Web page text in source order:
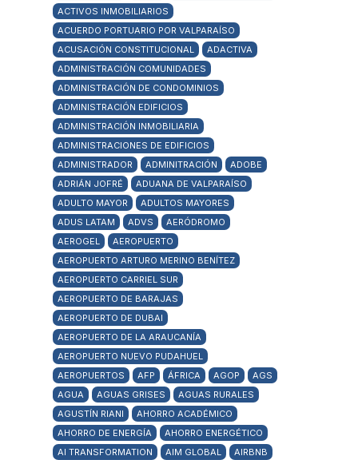
ACTIVOS INMOBILIARIOS
ACUERDO PORTUARIO POR VALPARAÍSO
ACUSACIÓN CONSTITUCIONAL
ADACTIVA
ADMINISTRACIÓN COMUNIDADES
ADMINISTRACIÓN DE CONDOMINIOS
ADMINISTRACIÓN EDIFICIOS
ADMINISTRACIÓN INMOBILIARIA
ADMINISTRACIONES DE EDIFICIOS
ADMINISTRADOR
ADMINITRACIÓN
ADOBE
ADRIÁN JOFRÉ
ADUANA DE VALPARAÍSO
ADULTO MAYOR
ADULTOS MAYORES
ADUS LATAM
ADVS
AERÓDROMO
AEROGEL
AEROPUERTO
AEROPUERTO ARTURO MERINO BENÍTEZ
AEROPUERTO CARRIEL SUR
AEROPUERTO DE BARAJAS
AEROPUERTO DE DUBAI
AEROPUERTO DE LA ARAUCANÍA
AEROPUERTO NUEVO PUDAHUEL
AEROPUERTOS
AFP ÁFRICA AGOP
AGS
AGUA
AGUAS GRISES
AGUAS RURALES
AGUSTÍN RIANI
AHORRO ACADÉMICO
AHORRO DE ENERGÍA
AHORRO ENERGÉTICO
AI TRANSFORMATION
AIM GLOBAL
AIRBNB